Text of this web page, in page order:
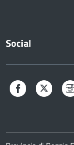
Social
Facebook Twitter